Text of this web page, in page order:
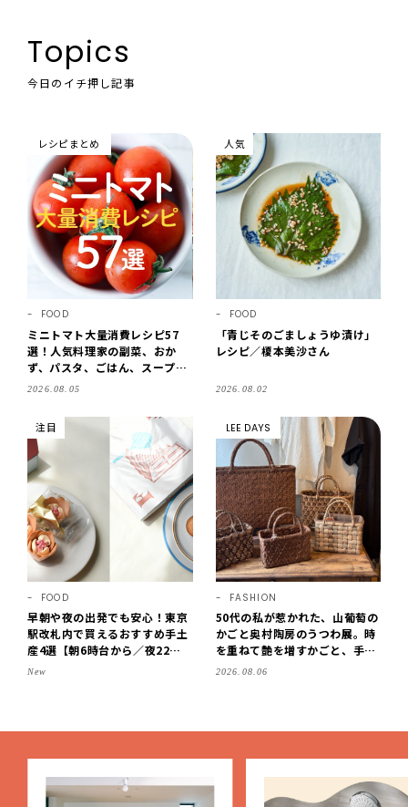
Topics
今日のイチ押し記事
レシピまとめ
FOOD
ミニトマト大量消費レシピ57
選！人気料理家の副菜、おか
ず、パスタ、ごはん、スープま
で【保存版】
2026.08.05
人気
FOOD
「青じそのごましょうゆ漬け」
レシピ／榎本美沙さん
2026.08.02
注目
FOOD
早朝や夜の出発でも安心！東京
駅改札内で買えるおすすめ手土
産4選【朝6時台から／夜22時
まで営業】
New
LEE DAYS
FASHION
50代の私が惹かれた、山葡萄の
かごと奥村陶房のうつわ展。時
を重ねて艶を増すかごと、手仕
事の美しさに出会いました。
2026.08.06